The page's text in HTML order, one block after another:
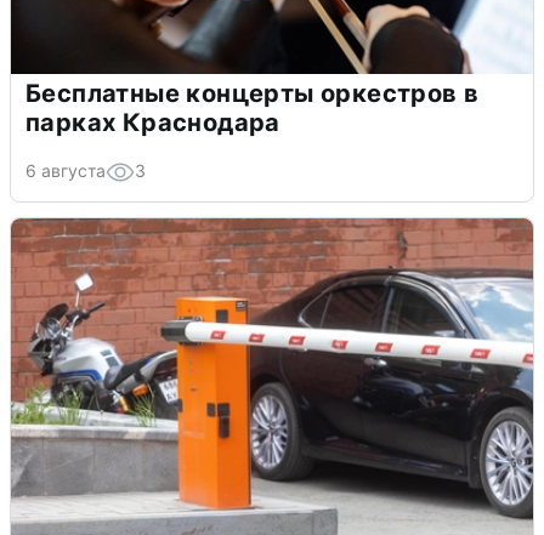
Бесплатные концерты оркестров в
парках Краснодара
6 августа 3